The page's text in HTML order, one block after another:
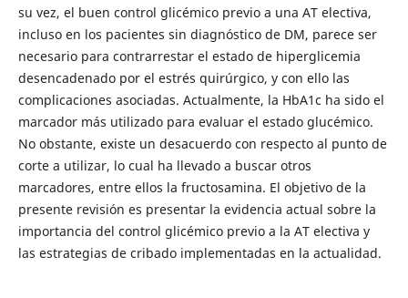
su vez, el buen control glicémico previo a una AT electiva,
incluso en los pacientes sin diagnóstico de DM, parece ser
necesario para contrarrestar el estado de hiperglicemia
desencadenado por el estrés quirúrgico, y con ello las
complicaciones asociadas. Actualmente, la HbA1c ha sido el
marcador más utilizado para evaluar el estado glucémico.
No obstante, existe un desacuerdo con respecto al punto de
corte a utilizar, lo cual ha llevado a buscar otros
marcadores, entre ellos la fructosamina. El objetivo de la
presente revisión es presentar la evidencia actual sobre la
importancia del control glicémico previo a la AT electiva y
las estrategias de cribado implementadas en la actualidad.